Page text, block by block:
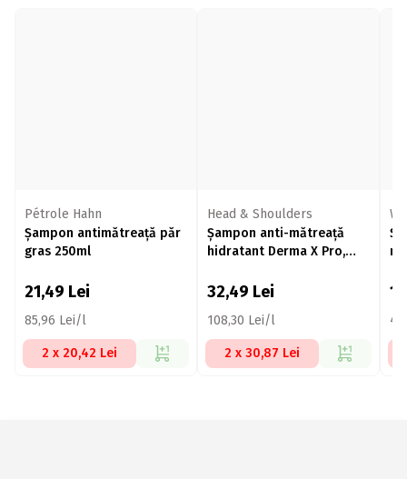
Pétrole Hahn
Șampon antimătreață păr
gras 250ml
21,49 Lei
85,96 Lei/l
2 x 20,42 Lei
Head & Shoulders
Șampon anti-mătreață
hidratant Derma X Pro,
32,49 Lei
108,30 Lei/l
2 x 30,87 Lei